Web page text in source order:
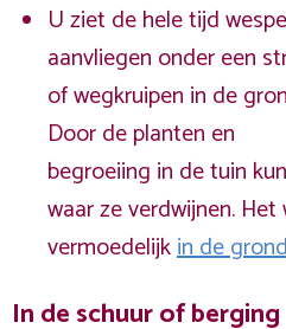
U ziet de hele tijd
aanvliegen onder een
of wegkruipen in de
Door de planten en
begroeiing in de tuin
waar ze verdwijnen.
vermoedelijkin de
In de schuur of berging